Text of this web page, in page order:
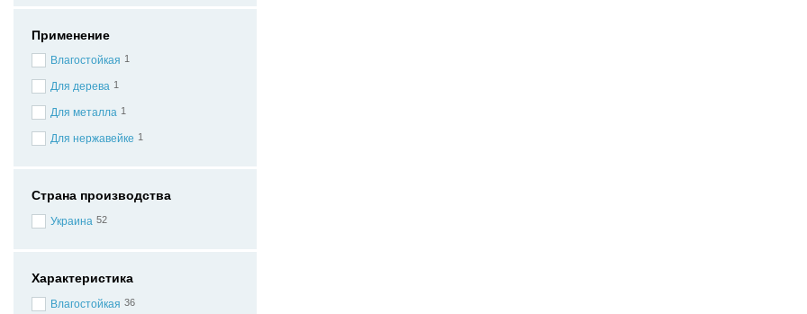
Применение
Влагостойкая 1
Для дерева 1
Для металла 1
Для нержавейке 1
Страна производства
Украина 52
Характеристика
Влагостойкая 36